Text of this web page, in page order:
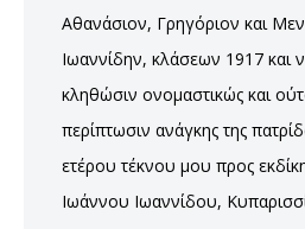
Αθανάσιον, Γρηγόριον και
Ιωαννίδην, κλάσεων 1917 και
κληθώσιν ονομαστικώς και
περίπτωσιν ανάγκης της
ετέρου τέκνου μου προς
Ιωάννου Ιωαννίδου,